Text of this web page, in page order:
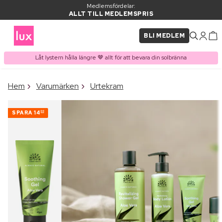
Medlemsfördelar:
ALLT TILL MEDLEMSPRIS
BLI MEDLEM
Låt lystern hålla längre 🤎 allt för att bevara din solbränna
PRODUKT I VARUKORGEN
Hem Varumärken Urtekram
SPARA 14 00